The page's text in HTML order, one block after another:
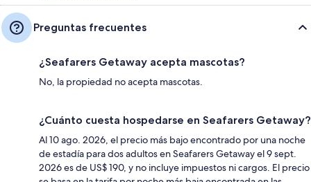
Preguntas frecuentes
¿Seafarers Getaway acepta mascotas?
No, la propiedad no acepta mascotas.
¿Cuánto cuesta hospedarse en Seafarers Getaway?
Al 10 ago. 2026, el precio más bajo encontrado por una noche
de estadía para dos adultos en Seafarers Getaway el 9 sept.
2026 es de US$ 190, y no incluye impuestos ni cargos. El precio